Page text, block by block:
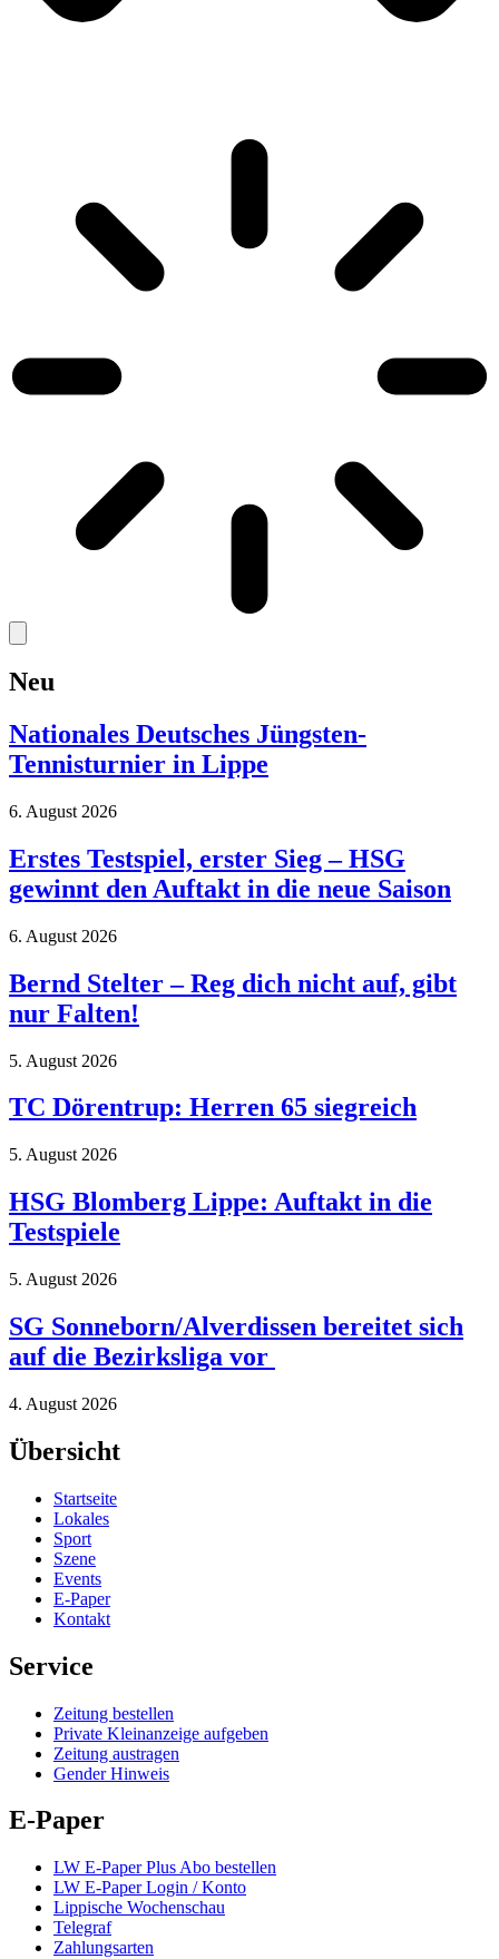
Neu
Nationales Deutsches Jüngsten-
Tennisturnier in Lippe
6. August 2026
Erstes Testspiel, erster Sieg – HSG
gewinnt den Auftakt in die neue Saison
6. August 2026
Bernd Stelter – Reg dich nicht auf, gibt
nur Falten!
5. August 2026
TC Dörentrup: Herren 65 siegreich
5. August 2026
HSG Blomberg Lippe: Auftakt in die
Testspiele
5. August 2026
SG Sonneborn/Alverdissen bereitet sich
auf die Bezirksliga vor
4. August 2026
Übersicht
Startseite
Lokales
Sport
Szene
Events
E-Paper
Kontakt
Service
Zeitung bestellen
Private Kleinanzeige aufgeben
Zeitung austragen
Gender Hinweis
E-Paper
LW E-Paper Plus Abo bestellen
LW E-Paper Login / Konto
Lippische Wochenschau
Telegraf
Zahlungsarten